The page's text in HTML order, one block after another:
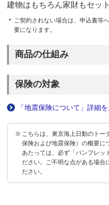
建物はもちろん家財もセッ
ご契約されない場合は、申込書等
要になります。
商品の仕組み
保険の対象
「地震保険について」詳細
こちらは、東京海上日動のトー
保険および地震保険）の概要に
あたっては、必ず「パンフレッ
ださい。ご不明な点がある場合
ださい。